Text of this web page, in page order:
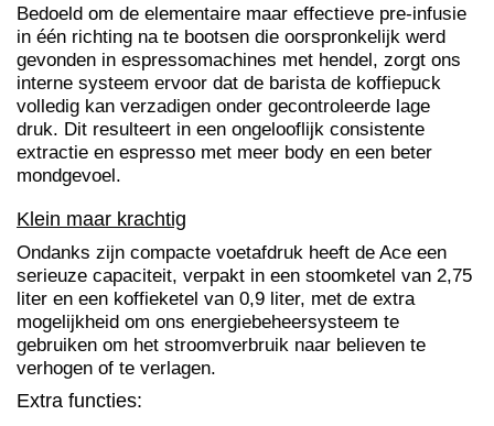
Bedoeld om de elementaire maar effectieve pre-infusie
in één richting na te bootsen die oorspronkelijk werd
gevonden in espressomachines met hendel, zorgt ons
interne systeem ervoor dat de barista de koffiepuck
volledig kan verzadigen onder gecontroleerde lage
druk. Dit resulteert in een ongelooflijk consistente
extractie en espresso met meer body en een beter
mondgevoel.
Klein maar krachtig
Ondanks zijn compacte voetafdruk heeft de Ace een
serieuze capaciteit, verpakt in een stoomketel van 2,75
liter en een koffieketel van 0,9 liter, met de extra
mogelijkheid om ons energiebeheersysteem te
gebruiken om het stroomverbruik naar believen te
verhogen of te verlagen.
Extra functies: